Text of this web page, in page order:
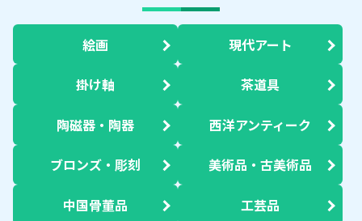
絵画 現代アート
掛け軸 茶道具
陶磁器・陶器 西洋アンティーク
ブロンズ・彫刻 美術品・古美術品
中国骨董品 工芸品